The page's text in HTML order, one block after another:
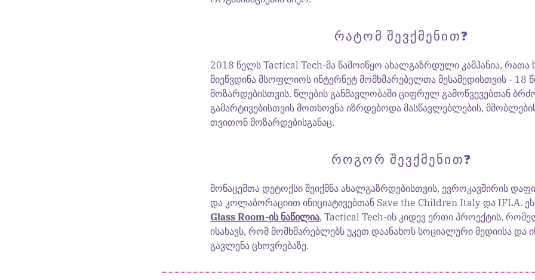
ᲠᲐᲢᲝᲛ ᲨᲔᲕᲥᲛᲔᲜᲘᲗ?
2018 წელს Tactical Tech-მა წამოიწყო ახალგაზრდული კამპანია, რათა
მიეწვდინა მსოფლიოს ინტერნეტ მომხმარებელთა მესამედისთვის - 18
მოზარდებისთვის. წლების განმავლობაში ციფრულ გამოწვევებთან
გამარტივებისთვის მოთხოვნა იზრდებოდა მასწავლებლების,
თვითონ მოზარდებისგანაც.
ᲠᲝᲒᲝᲠ ᲨᲔᲕᲥᲛᲔᲜᲘᲗ?
მონაცემთა დეტოქსი შეიქმნა ახალგაზრდებისთვის, ევროკავშირის
და კოლაბორაციით ინიციატივებთან Save the Children Italy და IFLA.
Glass Room-ის ნაწილია, Tactical Tech-ის კიდევ ერთი პროექტის,
ისახავს, რომ მომხმარებლებს უკეთ დაანახოს სოციალური მედიისა და
გავლენა ცხოვრებაზე.